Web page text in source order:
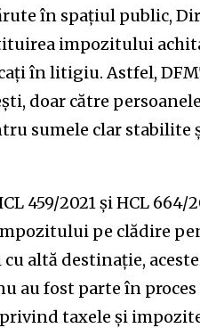
în spațiul public,
impozitului
în litigiu. Astfel,
doar către
sumele clar stabilite
459/2021 și HCL
pe clădire
altă destinație,
au fost parte în
taxele și